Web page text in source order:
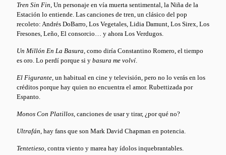
Tren Sin Fin , Un personaje en vía muerta sentimental, la Niña de la
Estación lo entiende. Las canciones de tren, un clásico del pop
recoleto: Andrés DoBarro, Los Vegetales, Lidia Damunt, Los Sirex, Los
Fresones, Leño, El consorcio… y ahora Los Verdugos.
Un Millón En La Basura , como diría Constantino Romero, el tiempo
es oro. Lo perdí porque si y basura me volví.
El Figurante , un habitual en cine y televisión, pero no lo verás en los
créditos porque hay quien no encuentra el amor. Rubettizada por
Espanto.
Monos Con Platillos , canciones de usar y tirar, ¿por qué no?
Ultrafán , hay fans que son Mark David Chapman en potencia.
Tentetieso , contra viento y marea hay ídolos inquebrantables.